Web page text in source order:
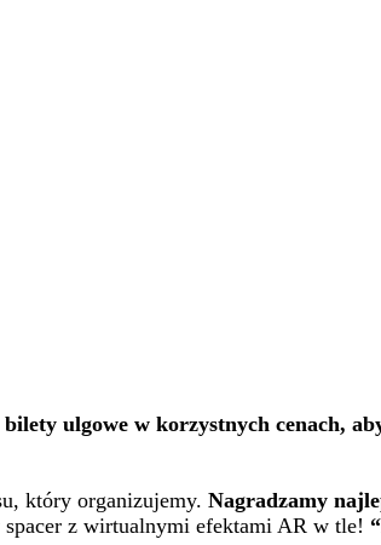
ulgowe w korzystnych cenach,
który organizujemy. Nagradzamy
spacer z wirtualnymi efektami AR w tle!